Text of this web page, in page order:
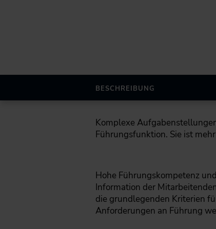
BESCHREIBUNG
Komplexe
Führungsfunktion. Sie ist
Hohe Führungskompetenz
Information der
die grundlegenden Kriterien
Anforderungen an Führung